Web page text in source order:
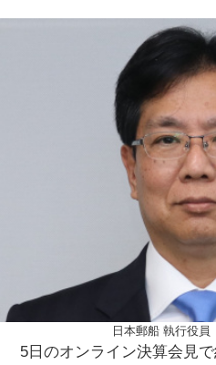
日本郵船 執行役
5日のオンライン決算会見